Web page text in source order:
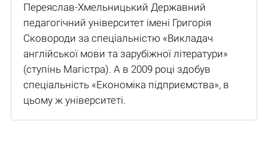
Переяслав-Хмельницький Державний
педагогічний університет імені Григорія
Сковороди за спеціальністю «Викладач
англійської мови та зарубіжної літератури»
(ступінь Магістра). А в 2009 році здобув
спеціальність «Економіка підприємства», в
цьому ж університеті.